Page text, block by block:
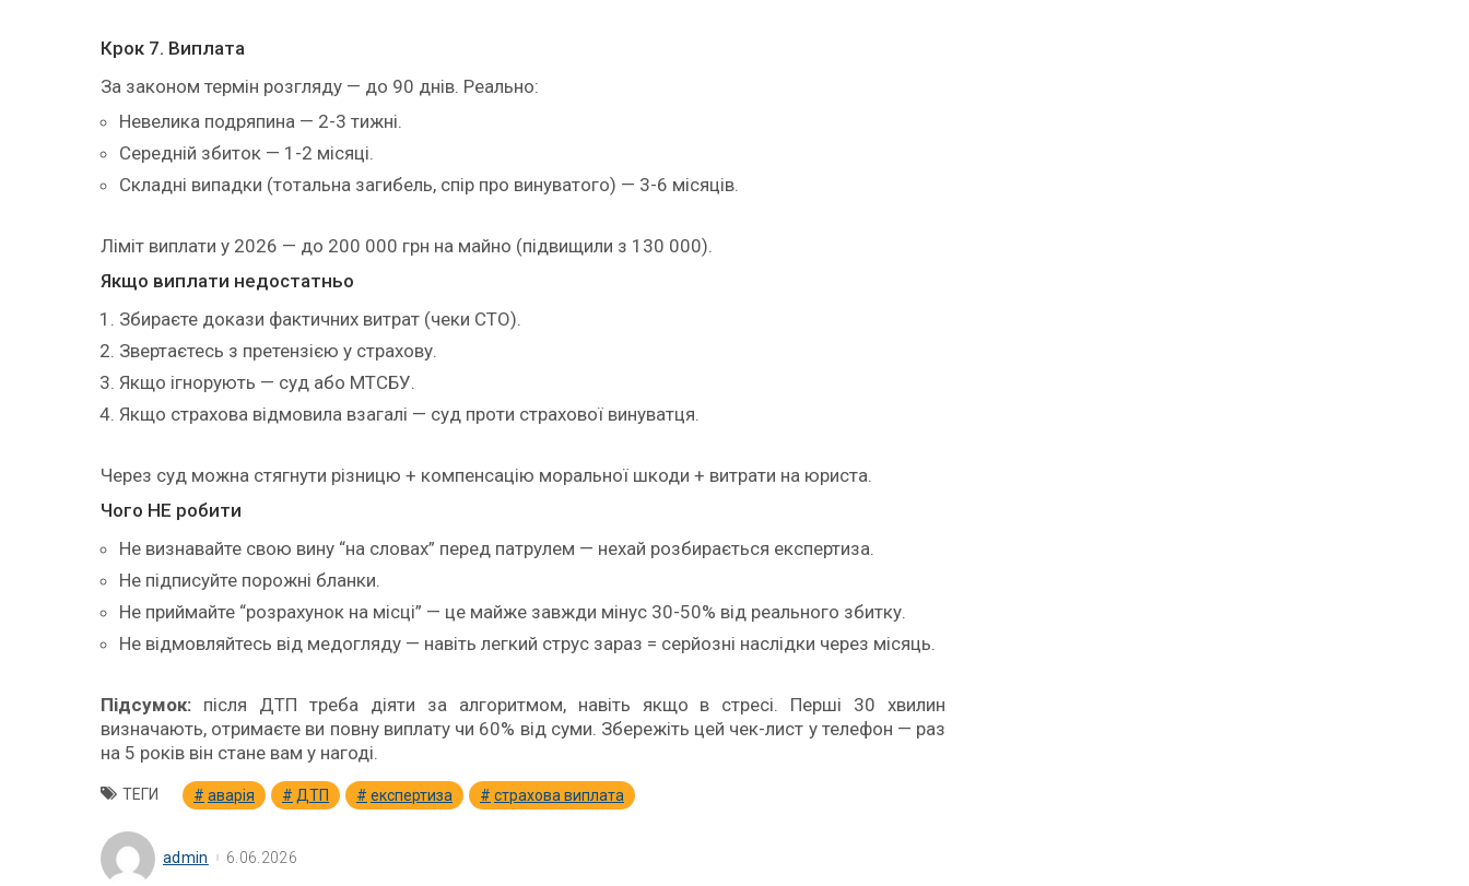
Крок 7. Виплата
За законом термін розгляду — до 90 днів. Реально:
Невелика подряпина — 2-3 тижні.
Середній збиток — 1-2 місяці.
Складні випадки (тотальна загибель, спір про винуватого) — 3-6 місяців.
Ліміт виплати у 2026 — до 200 000 грн на майно (підвищили з 130 000).
Якщо виплати недостатньо
Збираєте докази фактичних витрат (чеки СТО).
Звертаєтесь з претензією у страхову.
Якщо ігнорують — суд або МТСБУ.
Якщо страхова відмовила взагалі — суд проти страхової винуватця.
Через суд можна стягнути різницю + компенсацію моральної шкоди + витрати на юриста.
Чого НЕ робити
Не визнавайте свою вину “на словах” перед патрулем — нехай розбирається експертиза.
Не підписуйте порожні бланки.
Не приймайте “розрахунок на місці” — це майже завжди мінус 30-50% від реального збитку.
Не відмовляйтесь від медогляду — навіть легкий струс зараз = серйозні наслідки через місяць.
Підсумок: після ДТП треба діяти за алгоритмом, навіть якщо в стресі. Перші 30 хвилин
визначають, отримаєте ви повну виплату чи 60% від суми. Збережіть цей чек-лист у телефон — раз
на 5 років він стане вам у нагоді.
ТЕГИ аварія ДТП експертиза страхова виплата
admin 6.06.2026